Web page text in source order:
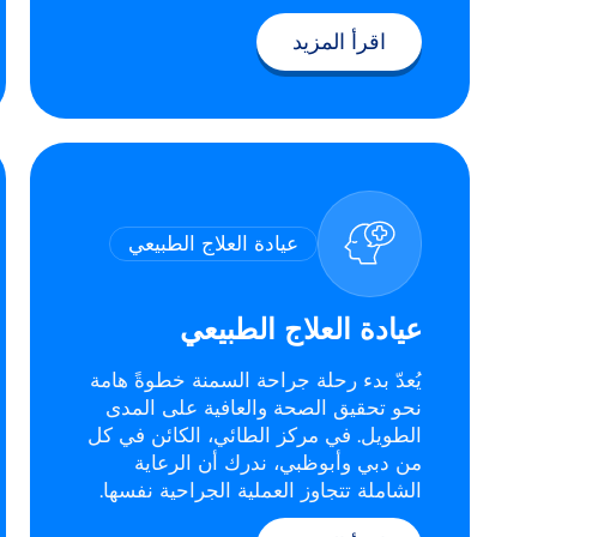
اقرأ المزيد
عيادة العلاج الطبيعي
عيادة العلاج الطبيعي
يُعدّ بدء رحلة جراحة السمنة خطوةً هامة
نحو تحقيق الصحة والعافية على المدى
الطويل. في مركز الطائي، الكائن في كل
من دبي وأبوظبي، ندرك أن الرعاية
الشاملة تتجاوز العملية الجراحية نفسها.